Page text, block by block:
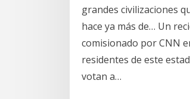
grandes civilizaciones
hace ya más de… Un
comisionado por CNN
residentes de este
votan a…